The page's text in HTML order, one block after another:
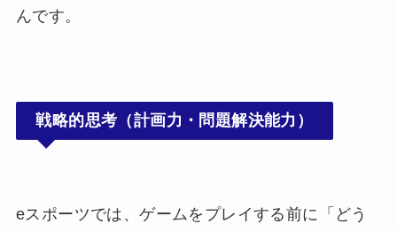
んです。
戦略的思考（計画力・問題解決能力）
eスポーツでは、ゲームをプレイする前に「どう